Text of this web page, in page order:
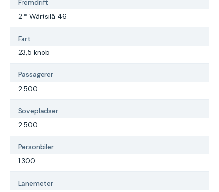
Fremdrift
2 * Wärtsilä 46
Fart
23,5 knob
Passagerer
2.500
Sovepladser
2.500
Personbiler
1.300
Lanemeter